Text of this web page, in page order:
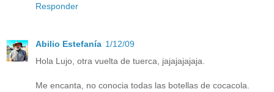
Responder
Abilio Estefanía 1/12/09
Hola Lujo, otra vuelta de tuerca, jajajajajaja.
Me encanta, no conocia todas las botellas de cocacola.